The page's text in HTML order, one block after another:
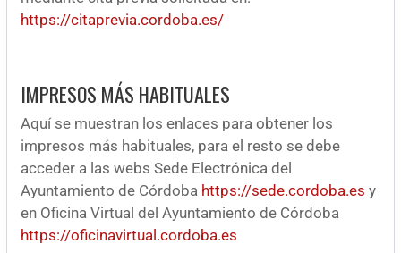
https://citaprevia.cordoba.es/
IMPRESOS MÁS HABITUALES
Aquí se muestran los enlaces para obtener los
impresos más habituales, para el resto se debe
acceder a las webs Sede Electrónica del
Ayuntamiento de Córdoba https://sede.cordoba.es y
en Oficina Virtual del Ayuntamiento de Córdoba
https://oficinavirtual.cordoba.es